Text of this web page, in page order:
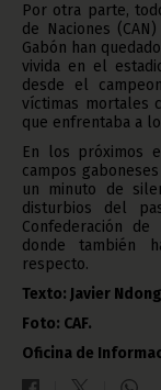
Por otra parte,
de Naciones
Gabón han
vivida en el
desde el
víctimas mortales
que enfrentaba a
En los próximos
campos
un minuto de
disturbios del
Confederación
donde también
respecto.
Texto: Javier
Foto: CAF.
Oficina de